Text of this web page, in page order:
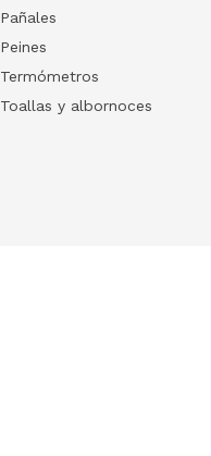
Pañales
Peines
Termómetros
Toallas y albornoces